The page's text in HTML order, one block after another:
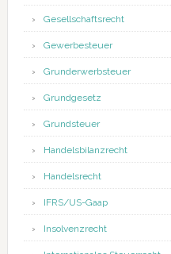
Gesellschaftsrecht
Gewerbesteuer
Grunderwerbsteuer
Grundgesetz
Grundsteuer
Handelsbilanzrecht
Handelsrecht
IFRS/US-Gaap
Insolvenzrecht